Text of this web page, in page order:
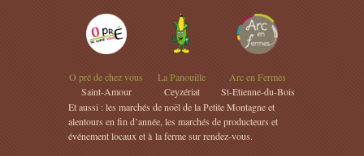
O pré de chez vous
Saint-Amour
La Panouille
Ceyzériat
Arc en Fermes
St-Etienne-du-Bois
Et aussi : les marchés de noël de la Petite Montagne et
alentours en fin d’année, les marchés de producteurs et
événement locaux et à la ferme sur rendez-vous.